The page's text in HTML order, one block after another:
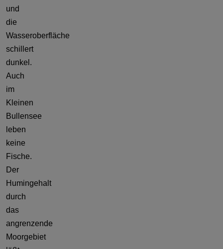
und
die
Wasseroberfläche
schillert
dunkel.
Auch
im
Kleinen
Bullensee
leben
keine
Fische.
Der
Humingehalt
durch
das
angrenzende
Moorgebiet